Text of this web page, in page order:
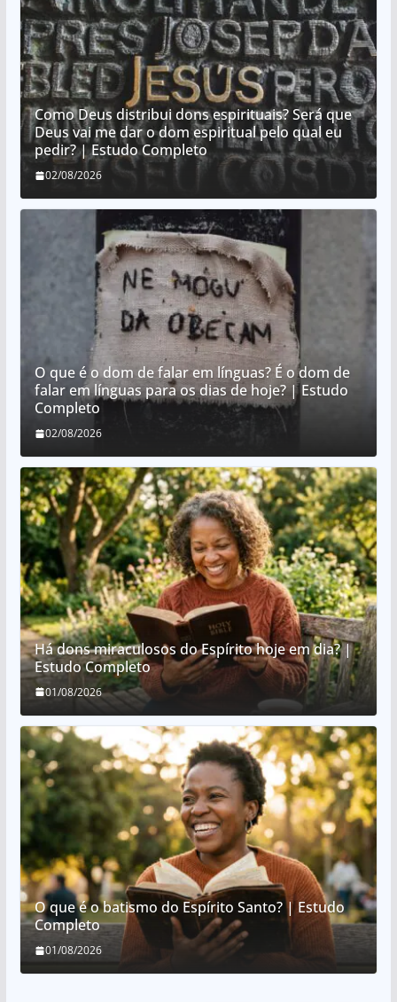
Como Deus distribui dons espirituais? Será que
Deus vai me dar o dom espiritual pelo qual eu
pedir? | Estudo Completo
02/08/2026
O que é o dom de falar em línguas? É o dom de
falar em línguas para os dias de hoje? | Estudo
Completo
02/08/2026
Há dons miraculosos do Espírito hoje em dia? |
Estudo Completo
01/08/2026
O que é o batismo do Espírito Santo? | Estudo
Completo
01/08/2026